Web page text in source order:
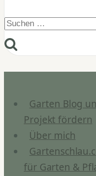
Suchen
nach:
Garten Blog
Projekt fördern
Über mich
für Garten &